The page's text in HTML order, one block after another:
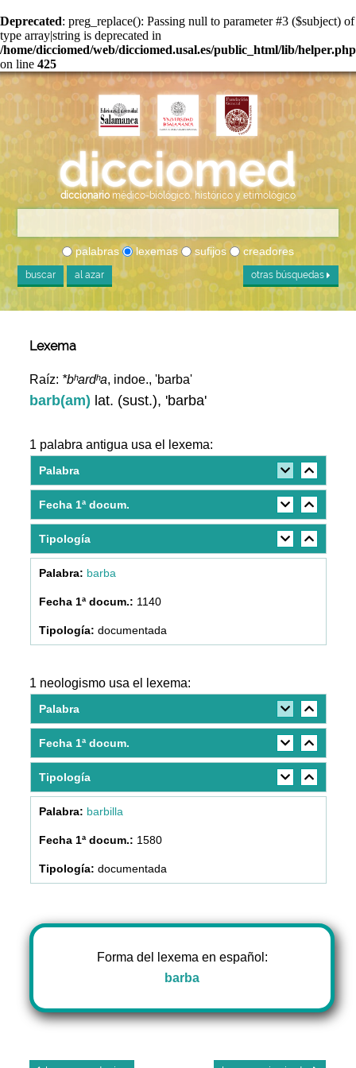
Deprecated: preg_replace(): Passing null to parameter #3 ($subject) of
type array|string is deprecated in
/home/dicciomed/web/dicciomed.usal.es/public_html/lib/helper.php
on line 425
diccionario médico-biológico, histórico y etimológico
palabras lexemas sufijos creadores
buscar al azar otras búsquedas
Lexema
Raíz: *bʰardʰa, indoe., 'barba'
barb(am) lat. (sust.), 'barba'
1 palabra antigua usa el lexema:
Palabra
Fecha 1ª docum.
Tipología
barba
1140
documentada
1 neologismo usa el lexema:
Palabra
Fecha 1ª docum.
Tipología
barbilla
1580
documentada
Forma del lexema en español:
barba